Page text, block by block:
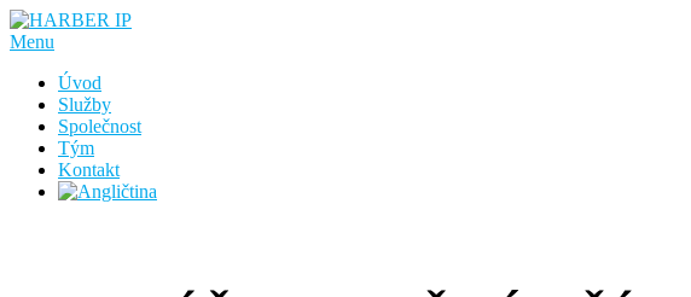
Menu
Úvod
Služby
Společnost
Tým
Kontakt